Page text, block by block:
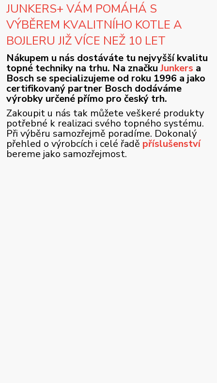
JUNKERS+ VÁM POMÁHÁ S
VÝBĚREM KVALITNÍHO KOTLE A
BOJLERU JIŽ VÍCE NEŽ 10 LET
Nákupem u nás dostáváte tu nejvyšší kvalitu
topné techniky na trhu. Na značkuJunkers a
Bosch se specializujeme od roku 1996 a jako
certifikovaný partner Bosch dodáváme
výrobky určené přímo pro český trh.
Zakoupit u nás tak můžete veškeré produkty
potřebné k realizaci svého topného systému.
Při výběru samozřejmě poradíme. Dokonalý
přehled o výrobcích i celé řadě příslušenství
bereme jako samozřejmost.